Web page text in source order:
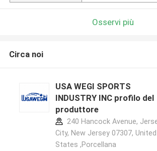
Osservi più
Circa noi
USA WEGI SPORTS
INDUSTRY INC profilo del
produttore
240 Hancock Avenue,
City, New Jersey 07307, United
States ,Porcellana